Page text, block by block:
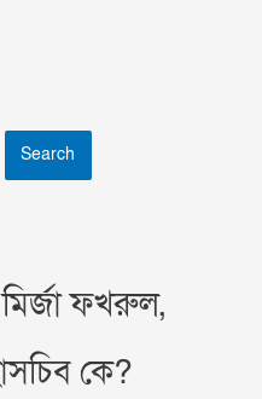
Search
মির্জা ফখরুল,
কে?